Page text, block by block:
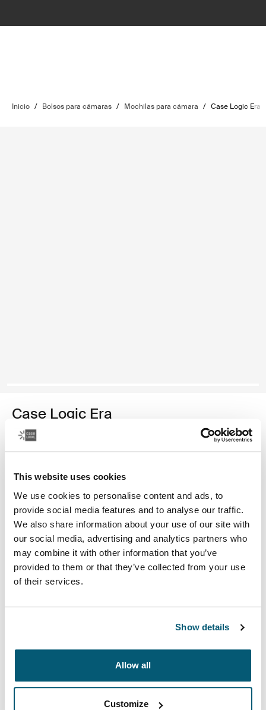
This website uses cookies
We use cookies to personalise content and ads, to
provide social media features and to analyse our traffic.
We also share information about your use of our site with
our social media, advertising and analytics partners who
may combine it with other information that you’ve
provided to them or that they’ve collected from your use
of their services.
Show details
Allow all
Customize
Inicio / Bolsos para cámaras / Mochilas para cámara / Case Logic Era
Case Logic Era
mochila pequeña para cámaras
Color
Case Logic Era Small Camera Backpack Negro obsidiana
totalmente personalizable para cámara o dron más
Todas las características